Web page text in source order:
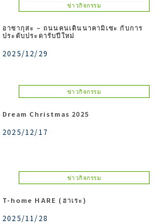
ข่าวกิจกรรม
อาซากุสะ – ถนนคนเดินนาคามิเซะ กับการ
ประดับประดารับปีใหม่
2025/12/29
ข่าวกิจกรรม
Dream Christmas 2025
2025/12/17
ข่าวกิจกรรม
T-home HARE (ฮาเระ)
2025/11/28